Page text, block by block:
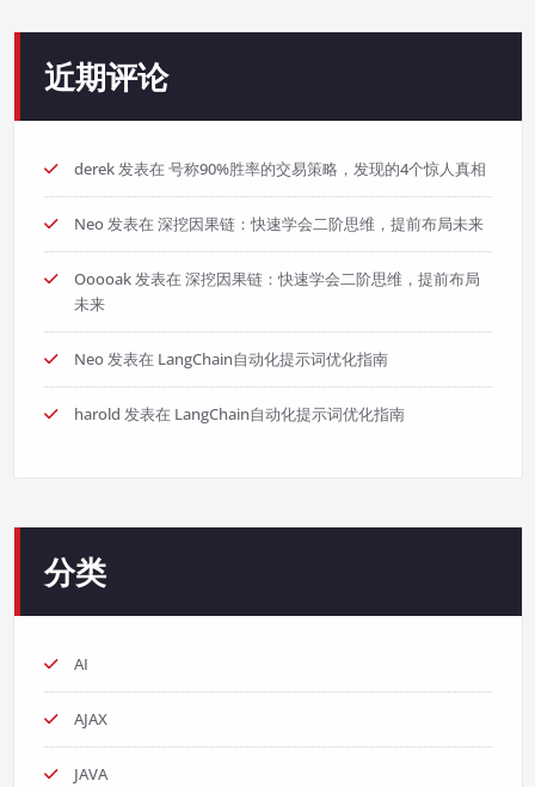
近期评论
derek发表在 号称90%胜率的交易策略，发现的4个惊人真相
Neo发表在 深挖因果链：快速学会二阶思维，提前布局未来
Ooooak发表在 深挖因果链：快速学会二阶思维，提前布局
未来
Neo发表在 LangChain自动化提示词优化指南
harold 发表在 LangChain自动化提示词优化指南
分类
AI
AJAX
JAVA